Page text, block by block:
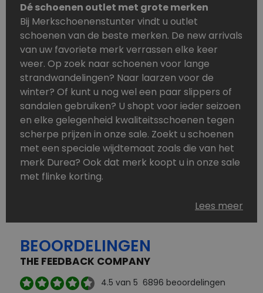
Dé schoenen outlet met grote merken
Bij Merkschoenenstunter vindt u outlet
schoenen van de beste merken. De new arrivals
van uw favoriete merk verrassen elke keer
weer. Op zoek naar schoenen voor lange
strandwandelingen? Naar laarzen voor de
winter? Of kunt u nog wel een paar slippers of
sandalen gebruiken? U shopt voor ieder seizoen
en elke gelegenheid kwaliteitsschoenen tegen
scherpe prijzen in onze sale. Zoekt u schoenen
met een speciale wijdtemaat zoals die van het
merk Durea? Ook dat merk koopt u in onze sale
met flinke korting.
Schoenen heeft u nooit genoeg. Goedkope
schoenen, maar dus wel van topmerken,
aanbod is zo compleet dat u altijd wel een
passend paar vindt.
Welke schoenmerken vindt u in onze online
Lees meer
BEOORDELINGEN
THE FEEDBACK COMPANY
4.5 van 5 6896 beoordelingen